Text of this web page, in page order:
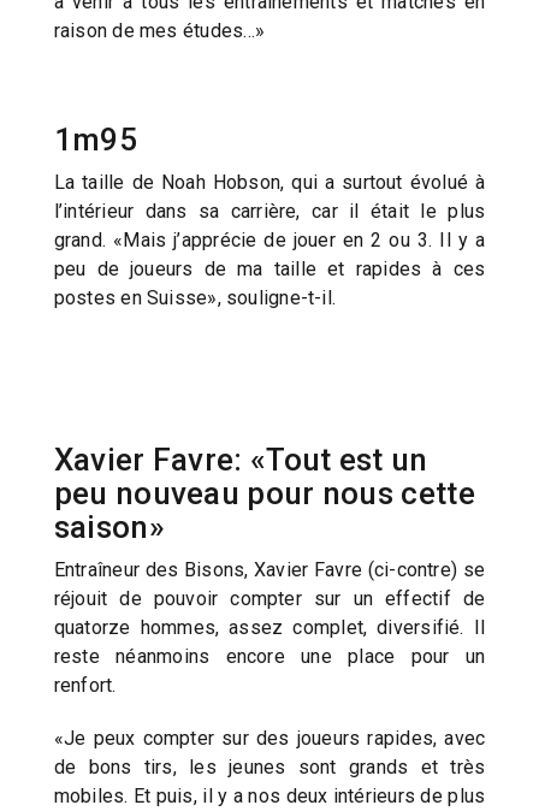
raison de mes études…»
1m95
La taille de Noah Hobson, qui a surtout évolué à
l’intérieur dans sa carrière, car il était le plus
grand. «Mais j’apprécie de jouer en 2 ou 3. Il y a
peu de joueurs de ma taille et rapides à ces
postes en Suisse», souligne-t-il.
Xavier Favre: «Tout est un
peu nouveau pour nous cette
saison»
Entraîneur des Bisons, Xavier Favre (ci-contre) se
réjouit de pouvoir compter sur un effectif de
quatorze hommes, assez complet, diversifié. Il
reste néanmoins encore une place pour un
renfort.
«Je peux compter sur des joueurs rapides, avec
de bons tirs, les jeunes sont grands et très
mobiles. Et puis, il y a nos deux intérieurs de plus